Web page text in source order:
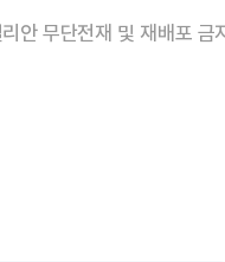
안 무단전재 및 재배포 금